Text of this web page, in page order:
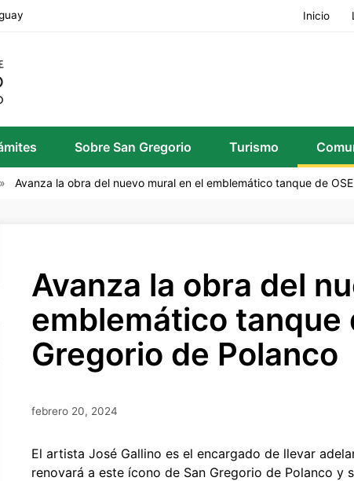
Inicio
Sobre San Gregorio Turismo
Avanza la obra del nuevo mural en el emblemático tanque de
Avanza la obra del
emblemático tanque
Gregorio de Polanco
febrero 20, 2024
El artista José Gallino es el encargado de llevar
renovará a este ícono de San Gregorio de Polanco y